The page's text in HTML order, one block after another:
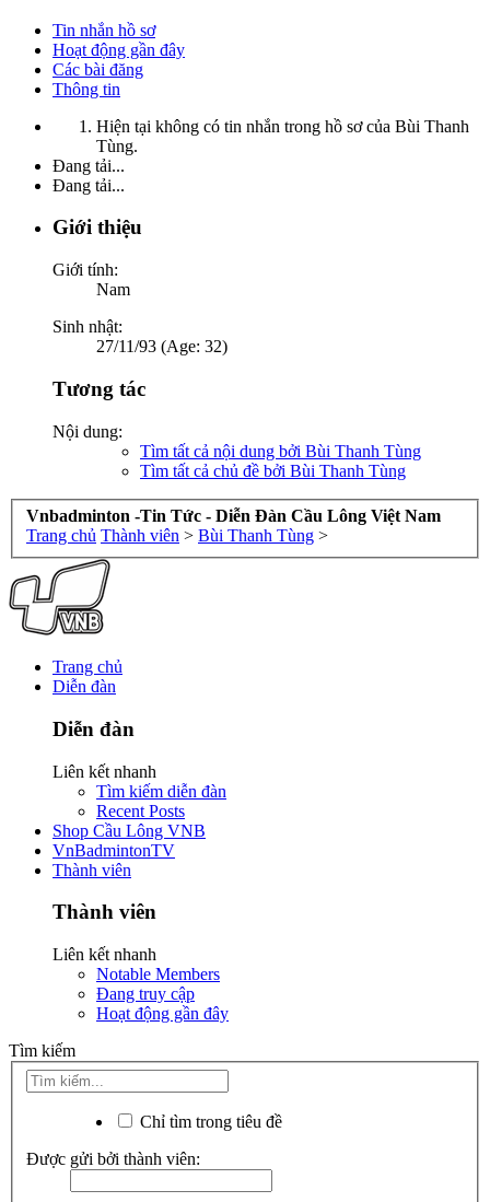
Tin nhắn hồ sơ
Hoạt động gần đây
Các bài đăng
Thông tin
Hiện tại không có tin nhắn trong hồ sơ của Bùi Thanh
Tùng.
Đang tải...
Đang tải...
Giới thiệu
Giới tính:
Nam
Sinh nhật:
27/11/93 (Age: 32)
Tương tác
Nội dung:
Tìm tất cả nội dung bởi Bùi Thanh Tùng
Tìm tất cả chủ đề bởi Bùi Thanh Tùng
Vnbadminton -Tin Tức - Diễn Đàn Cầu Lông Việt Nam
Trang chủ Thành viên > Bùi Thanh Tùng >
Trang chủ
Diễn đàn
Diễn đàn
Liên kết nhanh
Tìm kiếm diễn đàn
Recent Posts
Shop Cầu Lông VNB
VnBadmintonTV
Thành viên
Thành viên
Liên kết nhanh
Notable Members
Đang truy cập
Hoạt động gần đây
Tìm kiếm
Chỉ tìm trong tiêu đề
Được gửi bởi thành viên: